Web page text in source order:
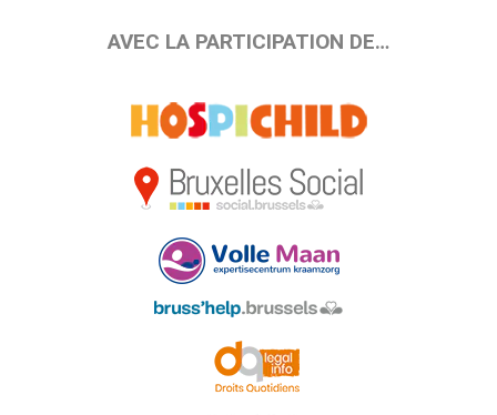
AVEC LA PARTICIPATION DE…